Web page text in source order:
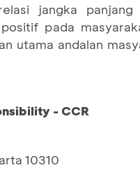
jangka panjang
pada
utama andalan
- CCR
10310